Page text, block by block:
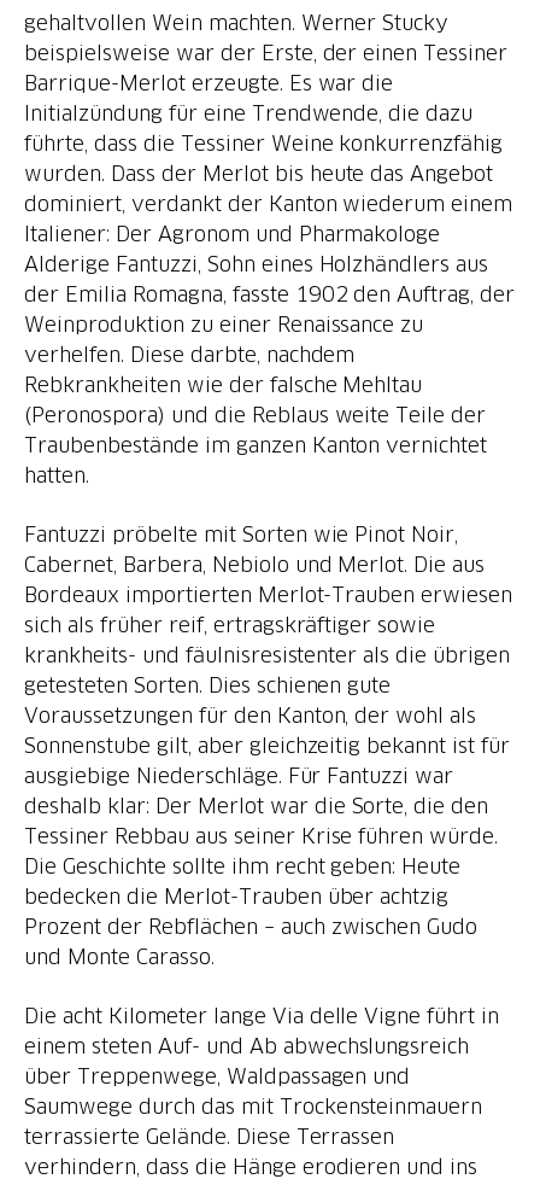
gehaltvollen Wein machten. Werner Stucky
beispielsweise war der Erste, der einen Tessiner
Barrique-Merlot erzeugte. Es war die
Initialzündung für eine Trendwende, die dazu
führte, dass die Tessiner Weine konkurrenzfähig
wurden. Dass der Merlot bis heute das Angebot
dominiert, verdankt der Kanton wiederum einem
Italiener: Der Agronom und Pharmakologe
Alderige Fantuzzi, Sohn eines Holzhändlers aus
der Emilia Romagna, fasste 1902 den Auftrag, der
Weinproduktion zu einer Renaissance zu
verhelfen. Diese darbte, nachdem
Rebkrankheiten wie der falsche Mehltau
(Peronospora) und die Reblaus weite Teile der
Traubenbestände im ganzen Kanton vernichtet
hatten.
Fantuzzi pröbelte mit Sorten wie Pinot Noir,
Cabernet, Barbera, Nebiolo und Merlot. Die aus
Bordeaux importierten Merlot-Trauben erwiesen
sich als früher reif, ertragskräftiger sowie
krankheits- und fäulnisresistenter als die übrigen
getesteten Sorten. Dies schienen gute
Voraussetzungen für den Kanton, der wohl als
Sonnenstube gilt, aber gleichzeitig bekannt ist für
ausgiebige Niederschläge. Für Fantuzzi war
deshalb klar: Der Merlot war die Sorte, die den
Tessiner Rebbau aus seiner Krise führen würde.
Die Geschichte sollte ihm recht geben: Heute
bedecken die Merlot-Trauben über achtzig
Prozent der Rebflächen – auch zwischen Gudo
und Monte Carasso.
Die acht Kilometer lange Via delle Vigne führt in
einem steten Auf- und Ab abwechslungsreich
über Treppenwege, Waldpassagen und
Saumwege durch das mit Trockensteinmauern
terrassierte Gelände. Diese Terrassen
verhindern, dass die Hänge erodieren und ins